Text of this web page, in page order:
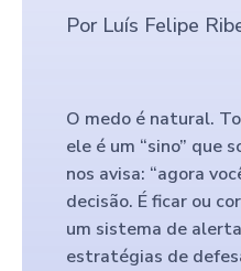
Por Luís Felipe
O medo é natural.
ele é um “sino” que
nos avisa: “agora
decisão. É ficar ou
um sistema de
estratégias de